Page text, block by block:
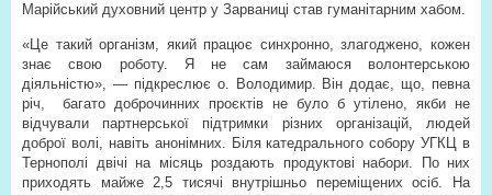
Марійський духовний центр у Зарваниці став гуманітарним хабом.
«Це такий організм, який працює синхронно, злагоджено, кожен
знає свою роботу. Я не сам займаюся волонтерською
діяльністю», — підкреслює о. Володимир. Він додає, що, певна
річ,
багато доброчинних проєктів не було б утілено, якби не
відчували партнерської підтримки різних організацій, людей
доброї волі, навіть анонімних. Біля катедрального собору УГКЦ в
Тернополі двічі на місяць роздають продуктові набори. По них
приходять майже 2,5 тисячі внутрішньо переміщених осіб. На